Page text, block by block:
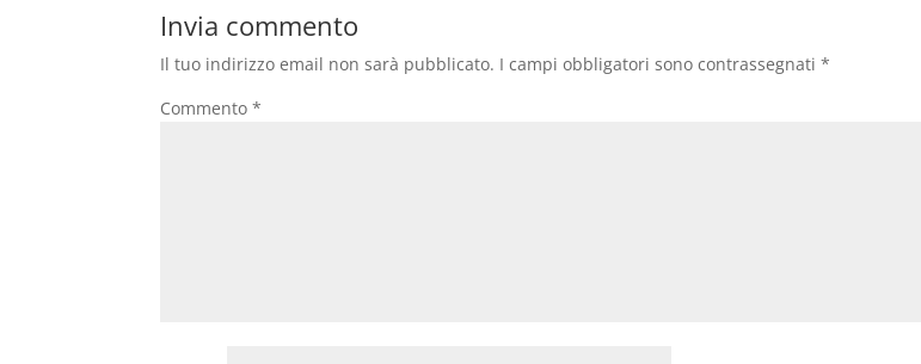
Invia commento
Il tuo indirizzo email non sarà pubblicato. I campi obbligatori sono contrassegnati*
Commento*